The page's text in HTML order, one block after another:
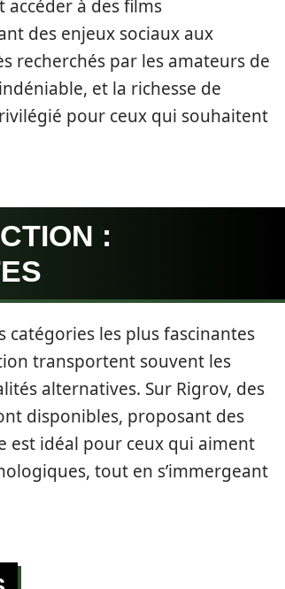
à des films
des enjeux sociaux aux
recherchés par les amateurs de
et la richesse de
pour ceux qui souhaitent
:
catégories les plus fascinantes
transportent souvent les
alternatives. Sur Rigrov, des
disponibles, proposant des
est idéal pour ceux qui aiment
tout en s’immergeant